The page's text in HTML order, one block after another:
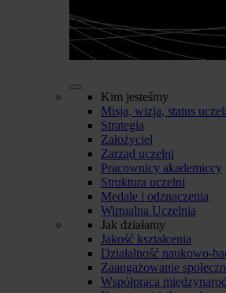
Kim jesteśmy
Misja, wizja, status
Strategia
Założyciel
Zarząd uczelni
Pracownicy akademiccy
Struktura uczelni
Medale i odznaczenia
Wirtualna Uczelnia
Jak działamy
Jakość kształcenia
Działalność naukowo-
Zaangażowanie
Współpraca